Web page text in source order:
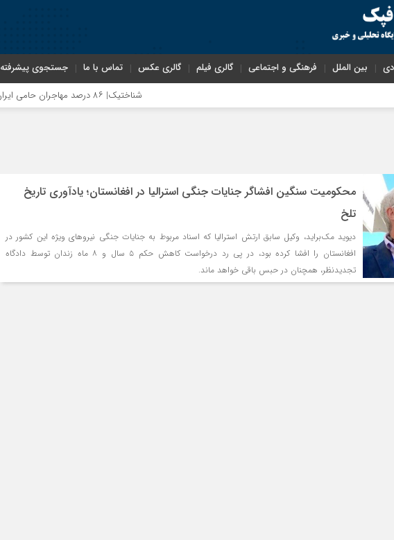
بین الملل فرهنگی و اجتماعی گالری فیلم گالری عکس تماس با ما جستجوی پیشرفته
شناختیک| ۸۶ درصد مهاجران حامی ایران در جنگ؛ ۷۵ درصد مهاجران دولت چهاردهم را خیرخواه خود نمی‌دانند
محکومیت سنگین افشاگر جنایات جنگی استرالیا در افغانستان؛ یادآوری تاریخ
تلخ
دیوید مک‌براید، وکیل سابق ارتش استرالیا که اسناد مربوط به جنایات جنگی نیروهای ویژه این کشور در
افغانستان را افشا کرده بود، در پی رد درخواست کاهش حکم ۵ سال و ۸ ماه زندان توسط دادگاه
تجدیدنظر، همچنان در حبس باقی خواهد ماند.